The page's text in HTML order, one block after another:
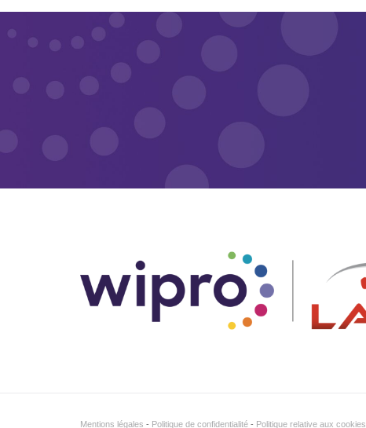
Mentions légales Politique de confidentialité Politique relative aux cookies